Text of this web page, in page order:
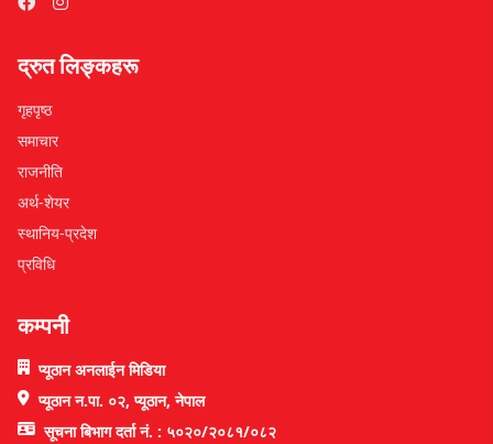
द्रुत लिङ्कहरू
गृहपृष्ठ
समाचार
राजनीति
अर्थ-शेयर
स्थानिय-प्रदेश
प्रविधि
कम्पनी
प्यूठान अनलाईन मिडिया
प्यूठान न.पा. ०२, प्यूठान, नेपाल
सूचना बिभाग दर्ता नं. : ५०२०/२०८१/०८२